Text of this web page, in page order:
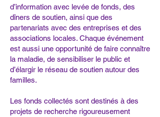
d’information avec levée de fonds, des
dîners de soutien, ainsi que des
partenariats avec des entreprises et des
associations locales. Chaque événement
est aussi une opportunité de faire connaître
la maladie, de sensibiliser le public et
d’élargir le réseau de soutien autour des
familles.
Les fonds collectés sont destinés à des
projets de recherche rigoureusement